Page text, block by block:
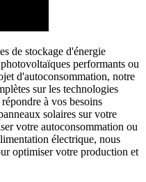
de stockage d'énergie
performants ou
d'autoconsommation, notre
sur les technologies
à vos besoins
solaires sur votre
votre autoconsommation ou
électrique, nous
optimiser votre production et